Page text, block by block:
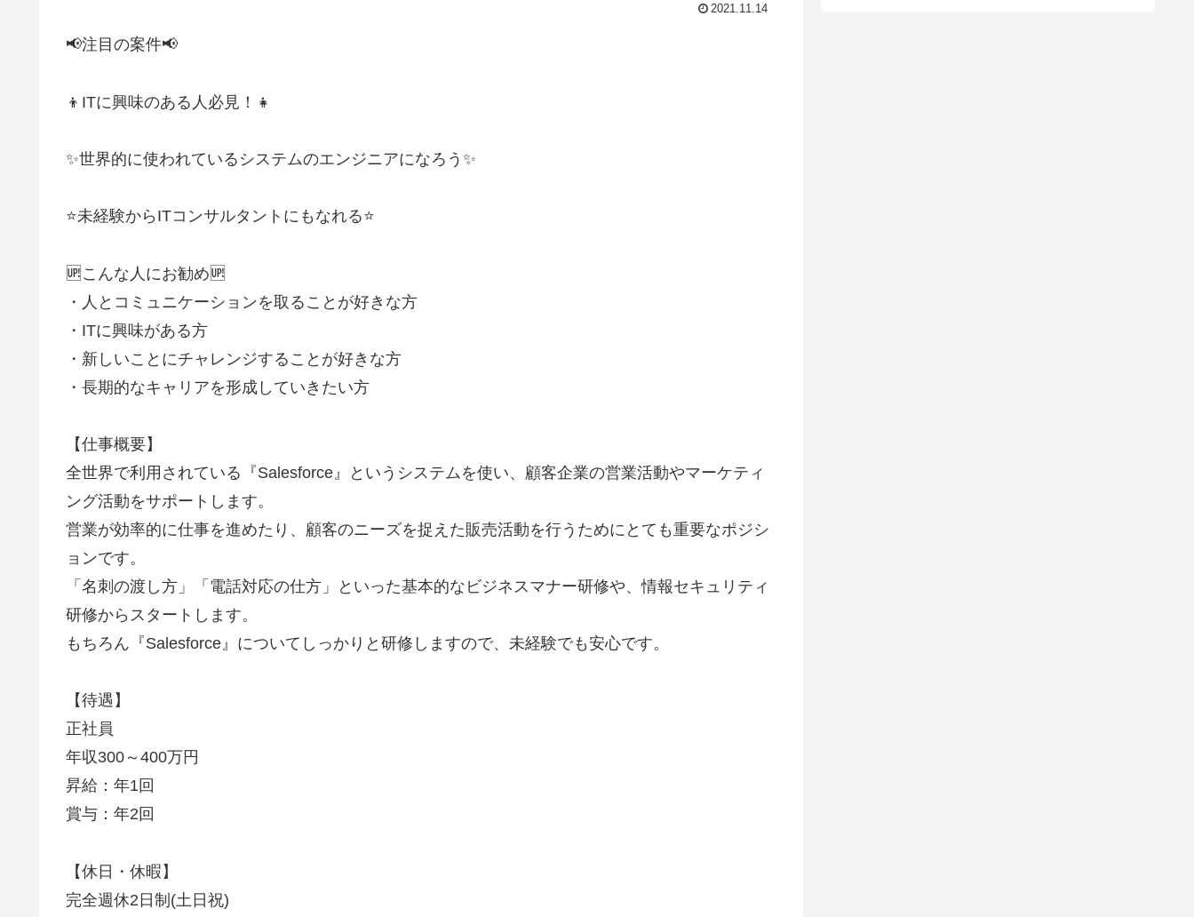
2021.11.14
📢注目の案件📢
👦ITに興味のある人必見！👧
✨世界的に使われているシステムのエンジニアになろう✨
⭐未経験からITコンサルタントにもなれる⭐
🆙こんな人にお勧め🆙
・人とコミュニケーションを取ることが好きな方
・ITに興味がある方
・新しいことにチャレンジすることが好きな方
・長期的なキャリアを形成していきたい方
【仕事概要】
全世界で利用されている『Salesforce』というシステムを使い、顧客企業の営業活動やマーケティ
ング活動をサポートします。
営業が効率的に仕事を進めたり、顧客のニーズを捉えた販売活動を行うためにとても重要なポジシ
ョンです。
「名刺の渡し方」「電話対応の仕方」といった基本的なビジネスマナー研修や、情報セキュリティ
研修からスタートします。
もちろん『Salesforce』についてしっかりと研修しますので、未経験でも安心です。
【待遇】
正社員
年収300～400万円
昇給：年1回
賞与：年2回
【休日・休暇】
完全週休2日制(土日祝)